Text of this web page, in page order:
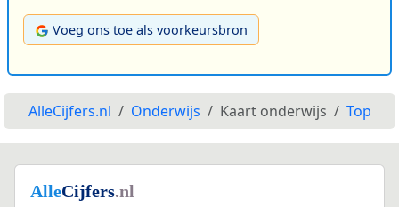
Voeg ons toe als voorkeursbron
AlleCijfers.nl Onderwijs Kaart onderwijs Top